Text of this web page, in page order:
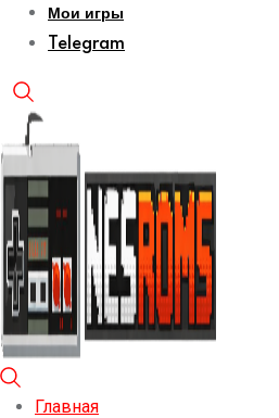
Мои игры
Telegram
Главная